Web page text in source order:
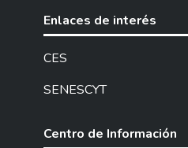
Enlaces de interés
CES
SENESCYT
Centro de Información